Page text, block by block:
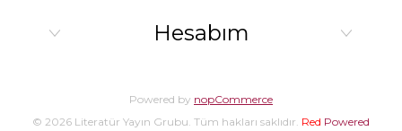
Hesabım
Powered by nopCommerce
© 2026 Literatür Yayın Grubu. Tüm hakları saklıdır. Red Powered